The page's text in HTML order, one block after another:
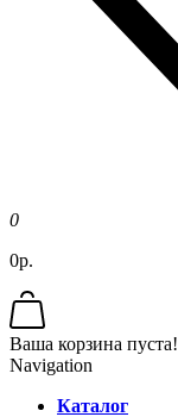
0
0р.
Ваша корзина пуста!
Navigation
Каталог